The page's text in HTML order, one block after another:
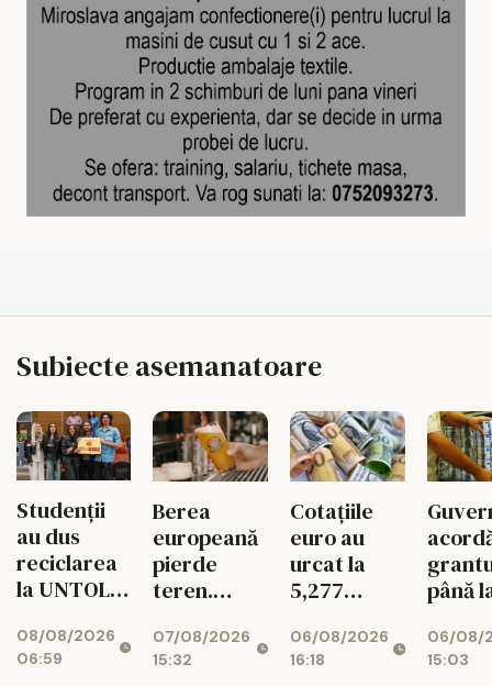
Subiecte asemanatoare
Studenții
au dus
reciclarea
la UNTOLD
cu
superstiții
08/08/2026
06:59
Berea
europeană
pierde
teren.
UE au
scăzut cu
07/08/2026
15:32
Cotațiile
euro au
urcat la
5,277
06/08/2026
16:18
până
euro
06/08/
15:03